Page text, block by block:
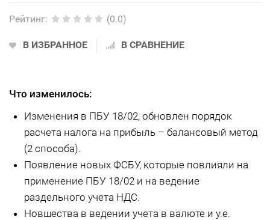
Рейтинг: (0.0)
В ИЗБРАННОЕ В СРАВНЕНИЕ
Что изменилось:
Изменения в ПБУ 18/02, обновлен порядок
расчета налога на прибыль – балансовый метод
(2 способа).
Появление новых ФСБУ, которые повлияли на
применение ПБУ 18/02 и на ведение
раздельного учета НДС.
Новшества в ведении учета в валюте и у.е.